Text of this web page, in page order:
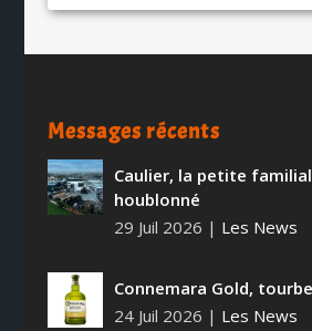
Messages récents
Caulier, la petite
houblonné
29 Juil 2026 | Les News
Connemara Gold,
24 Juil 2026 | Les News